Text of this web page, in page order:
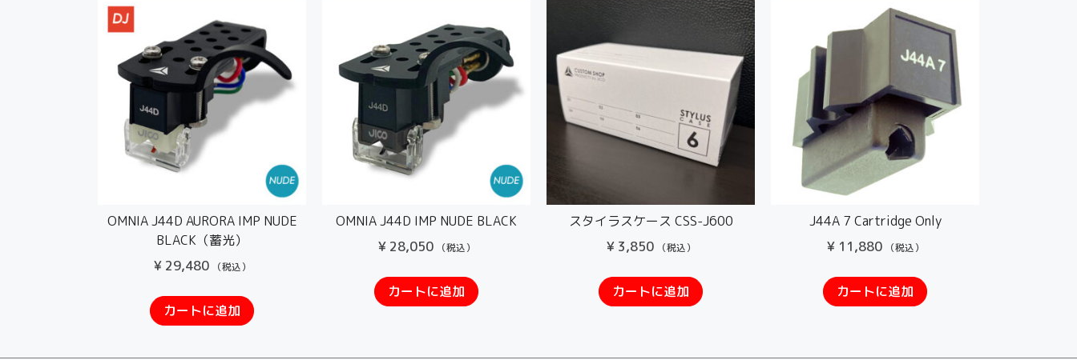
OMNIA J44D AURORA IMP NUDE
BLACK（蓄光）
¥29,480 （税込）
カートに追加
OMNIA J44D IMP NUDE BLACK
¥28,050 （税込）
カートに追加
スタイラスケース CSS-J600
¥3,850 （税込）
カートに追加
J44A 7 Cartridge Only
¥11,880 （税込）
カートに追加